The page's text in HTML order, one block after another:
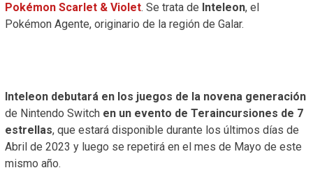
Pokémon Scarlet & Violet. Se trata de Inteleon, el
Pokémon Agente, originario de la región de Galar.
Inteleon debutará en los juegos de la novena generación
de Nintendo Switch en un evento de Teraincursiones de 7
estrellas, que estará disponible durante los últimos días de
Abril de 2023 y luego se repetirá en el mes de Mayo de este
mismo año.